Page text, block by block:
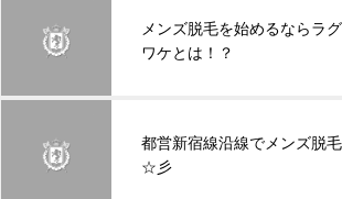
メンズ脱毛を始めるならラ
ワケとは！？
都営新宿線沿線でメンズ脱
☆彡